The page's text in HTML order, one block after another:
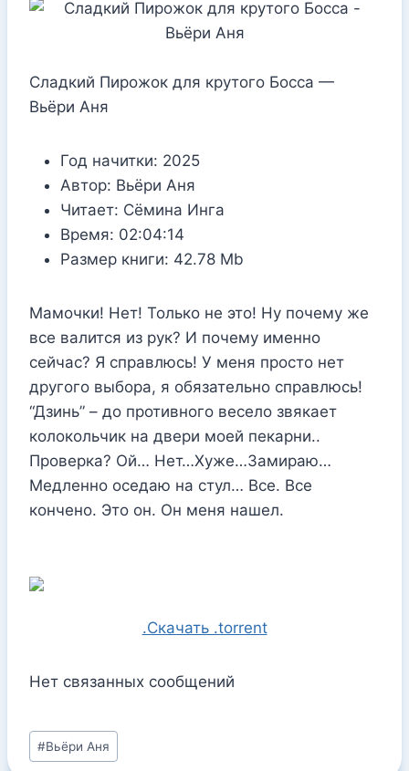
Сладкий Пирожок для крутого Босса —
Вьёри Аня
Год начитки: 2025
Автор: Вьёри Аня
Читает: Сёмина Инга
Время: 02:04:14
Размер книги: 42.78 Mb
Мамочки! Нет! Только не это! Ну почему же
все валится из рук? И почему именно
сейчас? Я справлюсь! У меня просто нет
другого выбора, я обязательно справлюсь!
“Дзинь” – до противного весело звякает
колокольчик на двери моей пекарни..
Проверка? Ой… Нет…Хуже…Замираю…
Медленно оседаю на стул… Все. Все
кончено. Это он. Он меня нашел.
.Скачать .torrent
Нет связанных сообщений
Метки
записи:
#Вьёри Аня